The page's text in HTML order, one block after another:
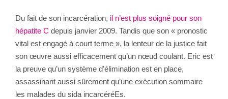
Du fait de son incarcération, il n’est plus soigné pour son
hépatite C depuis janvier 2009. Tandis que son « pronostic
vital est engagé à court terme », la lenteur de la justice fait
son œuvre aussi efficacement qu’un nœud coulant. Eric est
la preuve qu’un système d’élimination est en place,
assassinant aussi sûrement qu’une exécution sommaire
les malades du sida incarcéréEs.